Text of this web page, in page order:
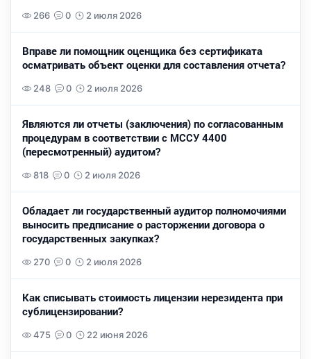
266 0 2 июля 2026
Вправе ли помощник оценщика без сертификата
осматривать объект оценки для составления отчета?
248 0 2 июля 2026
Являются ли отчеты (заключения) по согласованным
процедурам в соответствии с МССУ 4400
(пересмотренный) аудитом?
818 0 2 июля 2026
Обладает ли государственный аудитор полномочиями
выносить предписание о расторжении договора о
государственных закупках?
270 0 2 июля 2026
Как списывать стоимость лицензии нерезидента при
сублицензировании?
475 0 22 июня 2026